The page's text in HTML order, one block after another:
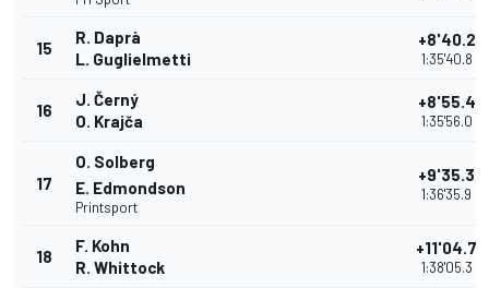
15
R. Daprà
L. Guglielmetti
+8'40.2
1:35'40.8
16
J. Černý
O. Krajča
+8'55.4
1:35'56.0
17
O. Solberg
E. Edmondson
Printsport
+9'35.3
1:36'35.9
18
F. Kohn
R. Whittock
+11'04.7
1:38'05.3